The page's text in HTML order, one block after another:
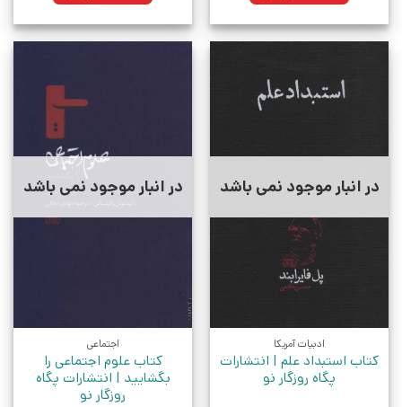
در انبار موجود نمی باشد
ادبیات آمریکا
کتاب استبداد علم | انتشارات
پگاه روزگار نو
در انبار موجود نمی باشد
اجتماعی
کتاب علوم اجتماعی را
بگشایید | انتشارات پگاه
روزگار نو